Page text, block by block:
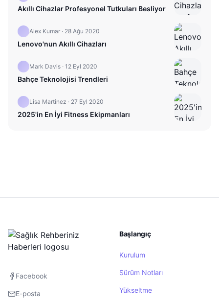
Akıllı Cihazlar Profesyonel Tutkuları Besliyor
Alex Kumar · 28 Ağu 2020
Lenovo'nun Akıllı Cihazları
Mark Davis · 12 Eyl 2020
Bahçe Teknolojisi Trendleri
Lisa Martinez · 27 Eyl 2020
2025'in En İyi Fitness Ekipmanları
Facebook
E-posta
Başlangıç
Kurulum
Sürüm Notları
Yükseltme